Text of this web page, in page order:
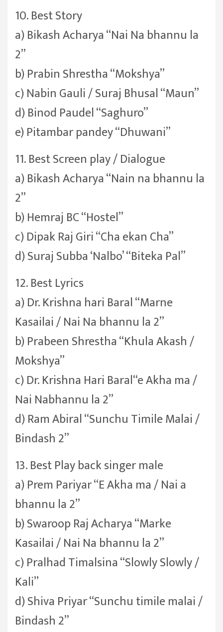
10. Best Story
a) Bikash Acharya “Nai Na bhannu la
2”
b) Prabin Shrestha “Mokshya”
c) Nabin Gauli / Suraj Bhusal “Maun”
d) Binod Paudel “Saghuro”
e) Pitambar pandey “Dhuwani”
11. Best Screen play / Dialogue
a) Bikash Acharya “Nain na bhannu la
2”
b) Hemraj BC “Hostel”
c) Dipak Raj Giri “Cha ekan Cha”
d) Suraj Subba ‘Nalbo’ “Biteka Pal”
12. Best Lyrics
a) Dr. Krishna hari Baral “Marne
Kasailai / Nai Na bhannu la 2”
b) Prabeen Shrestha “Khula Akash /
Mokshya”
c) Dr. Krishna Hari Baral“e Akha ma /
Nai Nabhannu la 2”
d) Ram Abiral “Sunchu Timile Malai /
Bindash 2”
13. Best Play back singer male
a) Prem Pariyar “E Akha ma / Nai a
bhannu la 2”
b) Swaroop Raj Acharya “Marke
Kasailai / Nai Na bhannu la 2”
c) Pralhad Timalsina “Slowly Slowly /
Kali”
d) Shiva Priyar “Sunchu timile malai /
Bindash 2”